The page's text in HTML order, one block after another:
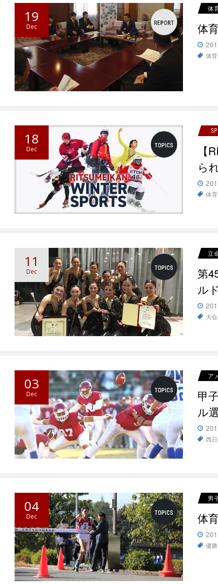
19
Dec
体
体
体
18
Dec
【
ら
体
11
Dec
立
第
ル
大会
03
Dec
ア
甲
ル
西
04
Dec
男
体
優勝